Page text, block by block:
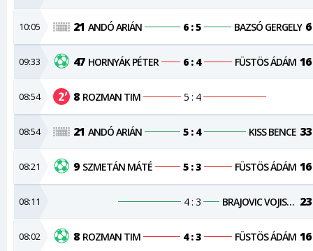
08:02 8 ROZMAN TIM 4 : 3 FÜSTÖS ÁDÁM 16
08:11 4 : 3 BRAJOVIC VOJISLAV 23
08:21 9 SZMETÁN MÁTÉ 5 : 3 FÜSTÖS ÁDÁM 16
08:54 21 ANDÓ ARIÁN 5 : 4 KISS BENCE 33
08:54 8 ROZMAN TIM 5 : 4
09:33 47 HORNYÁK PÉTER 6 : 4 FÜSTÖS ÁDÁM 16
10:05 21 ANDÓ ARIÁN 6 : 5 BAZSÓ GERGELY 6